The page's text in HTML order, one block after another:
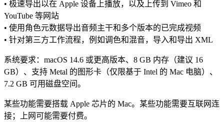
• 极速导出以在 Apple 设备上播放，以及上传到 Vimeo 和
YouTube 等网站
• 使用角色元数据导出音频主干和多个版本的已完成视频
• 针对第三方工作流程，例如调色和混音，导入和导出 XML
系统要求：macOS 14.6 或更高版本、8 GB 内存（建议 16
GB）、支持 Metal 的图形卡（仅限基于 Intel 的 Mac 电脑）、
7.2 GB 可用磁盘空间。
某些功能需要搭载 Apple 芯片的 Mac。某些功能需要互联网连
接；上网可能需要付费。